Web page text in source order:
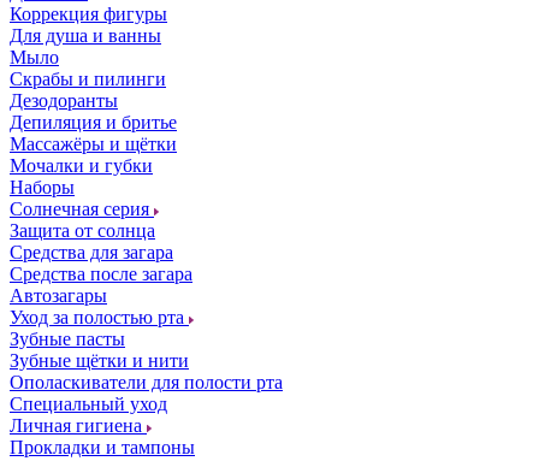
Коррекция фигуры
Для душа и ванны
Мыло
Скрабы и пилинги
Дезодоранты
Депиляция и бритье
Массажёры и щётки
Мочалки и губки
Наборы
Солнечная серия
Защита от солнца
Средства для загара
Средства после загара
Автозагары
Уход за полостью рта
Зубные пасты
Зубные щётки и нити
Ополаскиватели для полости рта
Специальный уход
Личная гигиена
Прокладки и тампоны